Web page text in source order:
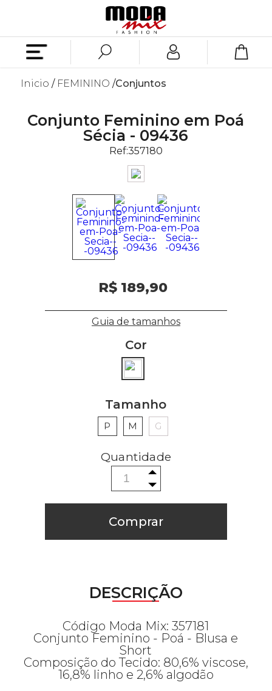
Inicio FEMININO Conjuntos
Conjunto Feminino em Poá
Sécia - 09436
Ref:357180
R$ 189,90
Guia de tamanhos
Cor
Tamanho
P M G
Comprar
DESCRIÇÃO
Código Moda Mix: 357181
Conjunto Feminino - Poá - Blusa e
Short
Composição do Tecido: 80,6% viscose,
16,8% linho e 2,6% algodão